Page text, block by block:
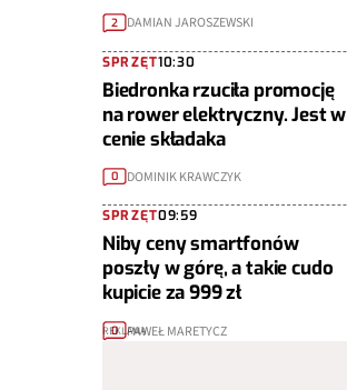
2 DAMIAN JAROSZEWSKI
SPRZĘT10:30
Biedronka rzuciła promocję
na rower elektryczny. Jest w
cenie składaka
0 DOMINIK KRAWCZYK
SPRZĘT09:59
Niby ceny smartfonów
poszły w górę, a takie cudo
kupicie za 999 zł
0 PAWEŁ MARETYCZ